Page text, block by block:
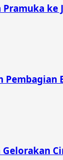
ke